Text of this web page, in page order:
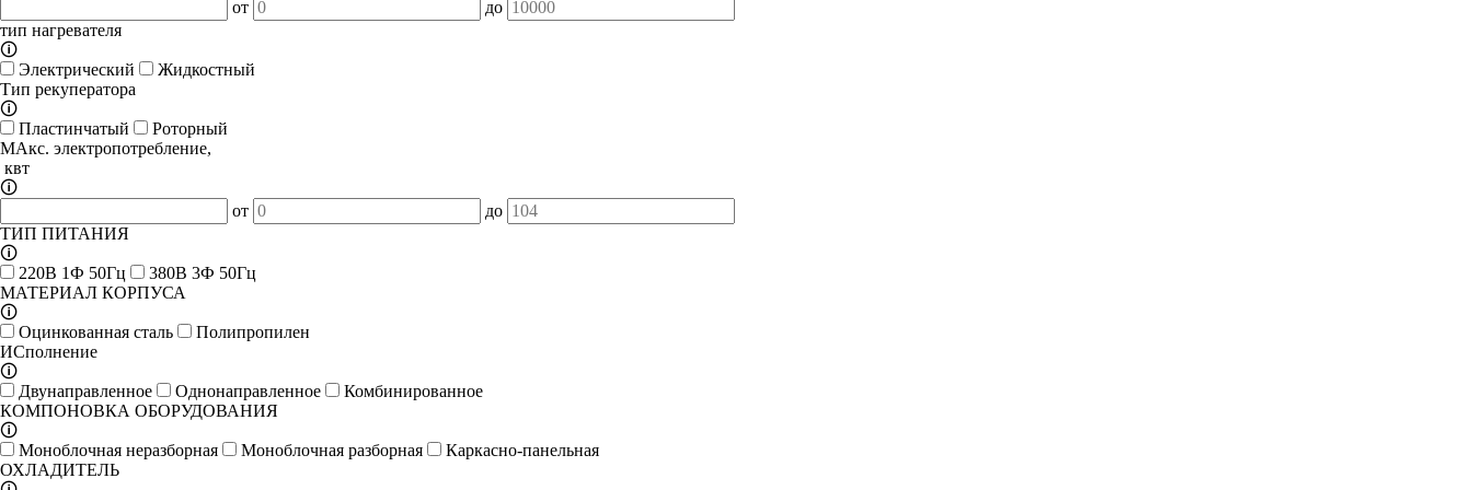
от
до
тип нагревателя
🛈
Электрический
Жидкостный
Тип рекуператора
🛈
Пластинчатый
Роторный
МАкс. электропотребление,
квт
🛈
от
до
ТИП ПИТАНИЯ
🛈
220В 1Ф 50Гц
380В 3Ф 50Гц
МАТЕРИАЛ КОРПУСА
🛈
Оцинкованная сталь
Полипропилен
ИСполнение
🛈
Двунаправленное
Однонаправленное
Комбинированное
КОМПОНОВКА ОБОРУДОВАНИЯ
🛈
Моноблочная неразборная
Моноблочная разборная
Каркасно-панельная
ОХЛАДИТЕЛЬ